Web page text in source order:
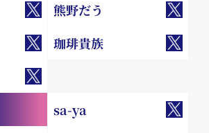
熊野だう
珈琲貴族
sa-ya